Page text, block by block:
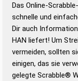
Wortwurzel liefert
Wortanalyse-
Wortbedeutung,
Gültigkeit eines
bestimmen!
Wörterbücher
Das Online-
schnelle und
Dir auch
HAN liefert! Um
vermeiden, sollten
einigen, das sie
gelegte Scrabble®